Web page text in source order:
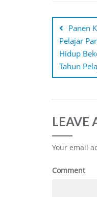
Panen
Pelajar
Hidup
Tahun
LEAVE
Your email
Comment